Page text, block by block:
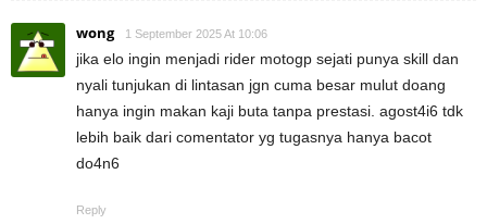
wong 1 September 2025 At 10:06
jika elo ingin menjadi rider motogp sejati punya skill dan
nyali tunjukan di lintasan jgn cuma besar mulut doang
hanya ingin makan kaji buta tanpa prestasi. agost4i6 tdk
lebih baik dari comentator yg tugasnya hanya bacot
do4n6
Reply